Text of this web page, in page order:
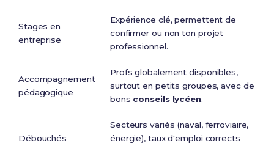
Stages en
entreprise
Expérience clé, permettent de
confirmer ou non ton projet
professionnel.
Accompagnement
pédagogique
Profs globalement disponibles,
surtout en petits groupes, avec de
bons conseils lycéen.
Débouchés
Secteurs variés (naval, ferroviaire,
énergie), taux d'emploi corrects